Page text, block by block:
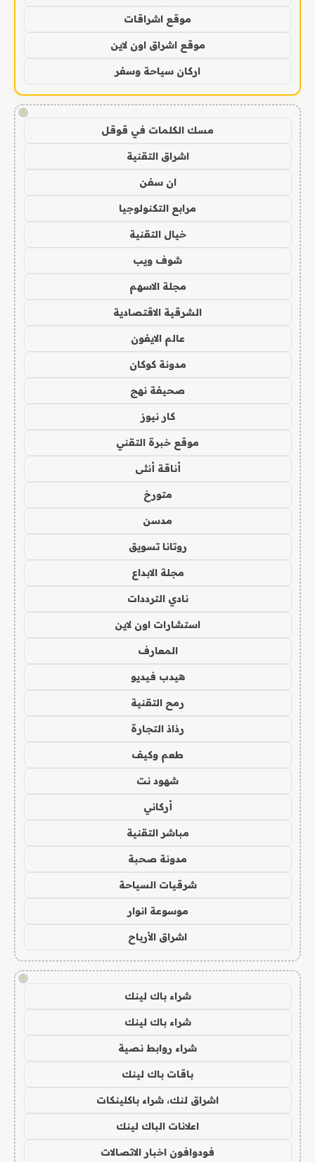
موقع اشراقات
موقع اشراق اون لاين
اركان سياحة وسفر
!
مسك الكلمات في قوقل
اشراق التقنية
ان سفن
مرابع التكنولوجيا
خيال التقنية
شوف ويب
مجلة الاسهم
الشرقية الاقتصادية
عالم الايفون
مدونة كوكان
صحيفة نهج
كار نيوز
موقع خبرة التقني
أناقة أنثى
متورخ
مدسن
روتانا تسويق
مجلة الابداع
نادي الترددات
استشارات اون لاين
المعارف
هيدب فيديو
رمح التقنية
رذاذ التجارة
طعم وكيف
شهود نت
أركاني
مباشر التقنية
مدونة صحبة
شرقيات السياحة
موسوعة انوار
اشراق الأرباح
!
شراء باك لينك
شراء باك لينك
شراء روابط نصية
باقات باك لينك
اشراق لنك، شراء باكلينكات
اعلانات الباك لينك
فودوافون اخبار الاتصالات